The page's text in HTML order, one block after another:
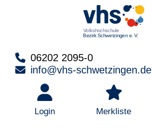
06202 2095-0
info@vhs-schwetzingen.de
Login Merkliste